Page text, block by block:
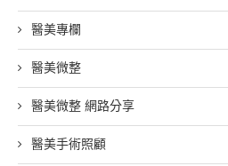
醫美專欄
醫美微整
醫美微整 網路分享
醫美手術照顧